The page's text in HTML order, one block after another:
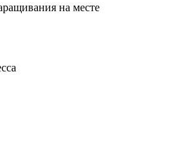
на месте